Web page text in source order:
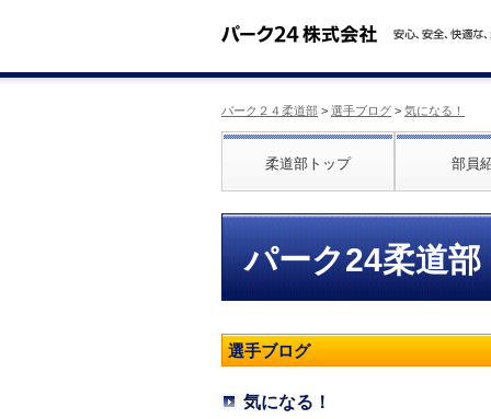
パーク２４柔道部 > 選手ブログ > 気になる！
柔道部トップ 部員
パーク24柔道部
選手ブログ
気になる！